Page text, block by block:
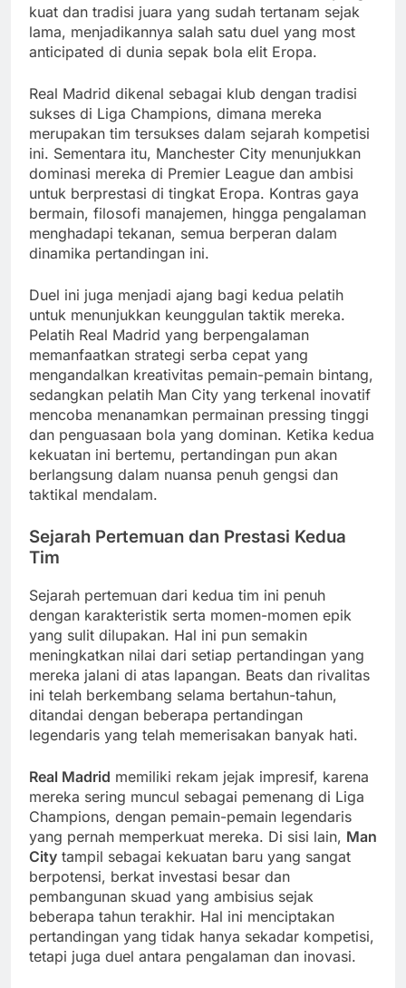
kuat dan tradisi juara yang sudah tertanam sejak
lama, menjadikannya salah satu duel yang most
anticipated di dunia sepak bola elit Eropa.
Real Madrid dikenal sebagai klub dengan tradisi
sukses di Liga Champions, dimana mereka
merupakan tim tersukses dalam sejarah kompetisi
ini. Sementara itu, Manchester City menunjukkan
dominasi mereka di Premier League dan ambisi
untuk berprestasi di tingkat Eropa. Kontras gaya
bermain, filosofi manajemen, hingga pengalaman
menghadapi tekanan, semua berperan dalam
dinamika pertandingan ini.
Duel ini juga menjadi ajang bagi kedua pelatih
untuk menunjukkan keunggulan taktik mereka.
Pelatih Real Madrid yang berpengalaman
memanfaatkan strategi serba cepat yang
mengandalkan kreativitas pemain-pemain bintang,
sedangkan pelatih Man City yang terkenal inovatif
mencoba menanamkan permainan pressing tinggi
dan penguasaan bola yang dominan. Ketika kedua
kekuatan ini bertemu, pertandingan pun akan
berlangsung dalam nuansa penuh gengsi dan
taktikal mendalam.
Sejarah Pertemuan dan Prestasi Kedua
Tim
Sejarah pertemuan dari kedua tim ini penuh
dengan karakteristik serta momen-momen epik
yang sulit dilupakan. Hal ini pun semakin
meningkatkan nilai dari setiap pertandingan yang
mereka jalani di atas lapangan. Beats dan rivalitas
ini telah berkembang selama bertahun-tahun,
ditandai dengan beberapa pertandingan
legendaris yang telah memerisakan banyak hati.
Real Madrid memiliki rekam jejak impresif, karena
mereka sering muncul sebagai pemenang di Liga
Champions, dengan pemain-pemain legendaris
yang pernah memperkuat mereka. Di sisi lain, Man
City tampil sebagai kekuatan baru yang sangat
berpotensi, berkat investasi besar dan
pembangunan skuad yang ambisius sejak
beberapa tahun terakhir. Hal ini menciptakan
pertandingan yang tidak hanya sekadar kompetisi,
tetapi juga duel antara pengalaman dan inovasi.